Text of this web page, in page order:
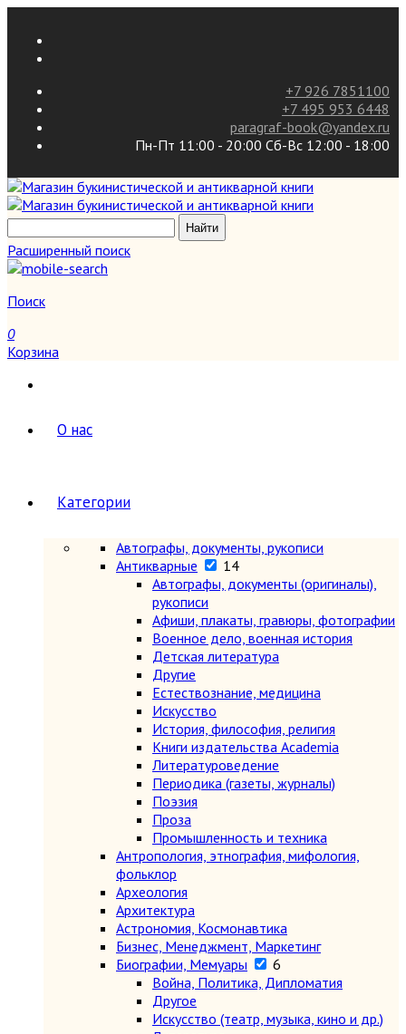
+7 926 7851100
+7 495 953 6448
paragraf-book@yandex.ru
Пн-Пт 11:00 - 20:00 Сб-Вс 12:00 - 18:00
Расширенный поиск
Поиск
0
Корзина
О нас
Категории
Автографы, документы, рукописи
Антикварные
14
Автографы, документы (оригиналы),
рукописи
Афиши, плакаты, гравюры, фотографии
Военное дело, военная история
Детская литература
Другие
Естествознание, медицина
Искусство
История, философия, религия
Книги издательства Academia
Литературоведение
Периодика (газеты, журналы)
Поэзия
Проза
Промышленность и техника
Антропология, этнография, мифология,
фольклор
Археология
Архитектура
Астрономия, Космонавтика
Бизнес, Менеджмент, Маркетинг
Биографии, Мемуары
6
Война, Политика, Дипломатия
Другое
Искусство (театр, музыка, кино и др.)